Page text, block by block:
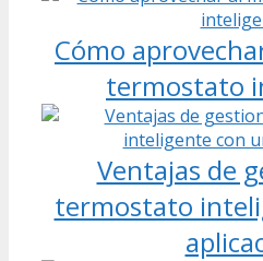
Cómo
termostato
Ventajas de
termostato